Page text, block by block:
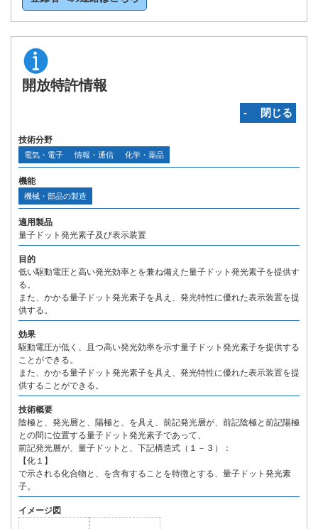
開放特許情報
‐ 閉じる
技術分野
電気・電子 情報・通信 化学・薬品
機能
機械・部品の製造
適用製品
量子ドット発光素子及び表示装置
目的
低い駆動電圧と高い発光効率とを兼ね備えた量子ドット発光素子を提供す
る。
また、かかる量子ドット発光素子を具え、発光特性に優れた表示装置を提
供する。
効果
駆動電圧が低く、且つ高い発光効率を示す量子ドット発光素子を提供する
ことができる。
また、かかる量子ドット発光素子を具え、発光特性に優れた表示装置を提
供することができる。
技術概要
陰極と、発光層と、陽極と、を具え、前記発光層が、前記陰極と前記陽極
との間に位置する量子ドット発光素子であって、
前記発光層が、量子ドットと、下記構造式（１－３）：
【化１】
で示される化合物と、を含有することを特徴とする、量子ドット発光素
子。
イメージ図